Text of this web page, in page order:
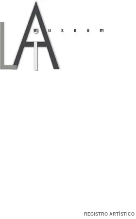
REGISTRO ARTÍSTICO